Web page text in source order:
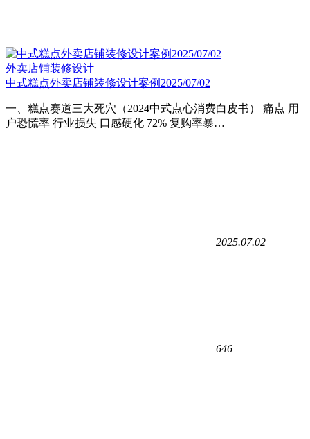
外卖店铺装修设计
中式糕点外卖店铺装修设计案例2025/07/02
一、糕点赛道三大死穴（2024中式点心消费白皮书） 痛点 用
户恐慌率 行业损失 ​口感硬化​ 72% 复购率暴…
2025.07.02
646